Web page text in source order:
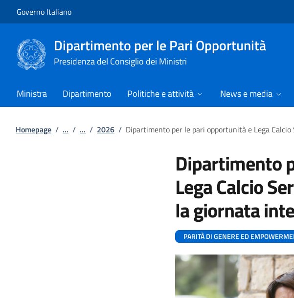
Governo Italiano
Dipartimento per le Pari Opportunità
Presidenza del Consiglio dei Ministri
Ministra Dipartimento Politiche e attività News e media
Homepage / ... / ... / 2026 / Dipartimento per le pari opportunità e Lega
Dipartimento
Lega Calcio
la giornata
PARITÀ DI GENERE ED